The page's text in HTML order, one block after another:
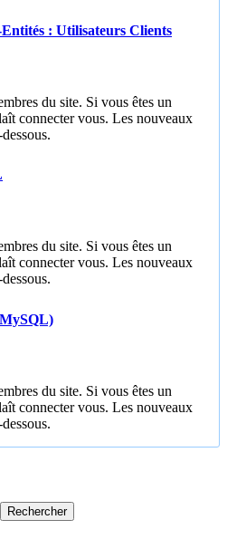
: Utilisateurs Clients
du site. Si vous êtes un
connecter vous. Les nouveaux
du site. Si vous êtes un
connecter vous. Les nouveaux
du site. Si vous êtes un
connecter vous. Les nouveaux